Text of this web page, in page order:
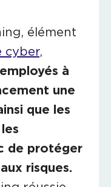
élément
cyber,
à
une
que les
de protéger
risques.